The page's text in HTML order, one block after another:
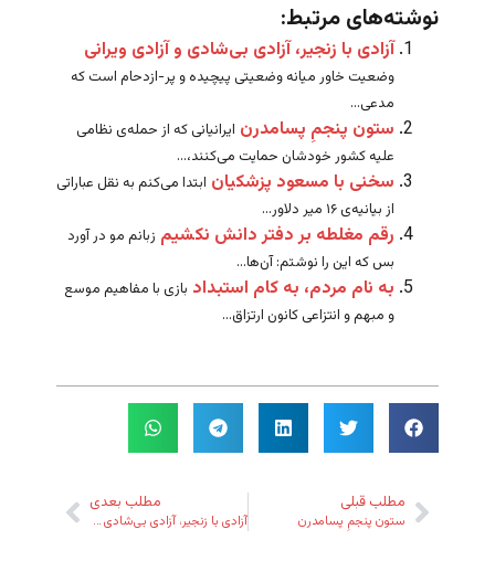
نوشته‌های مرتبط:
آزادی با زنجیر، آزادی بی‌شادی و آزادی ویرانی
وضعیت خاور میانه وضعیتی پیچیده و پر-ازدحام است که
مدعی...
ستون پنجمِ پسامدرن ایرانیانی که از حمله‌ی نظامی
علیه کشور خودشان حمایت می‌کنند،...
سخنی با مسعود پزشکیان ابتدا می‌کنم به نقل عباراتی
از بیانیه‌ی ۱۶ میر دلاور...
رقم مغلطه بر دفتر دانش نکشیم زبانم مو در آورد
بس که این را نوشتم: آن‌ها...
به نام مردم، به کام استبداد بازی با مفاهیم موسع
و مبهم و انتزاعی کانون ارتزاق...
مطلب قبلی
ستون پنجمِ پسامدرن
مطلب بعدی
آزادی با زنجیر، آزادی بی‌شادی و آزادی ویرانی